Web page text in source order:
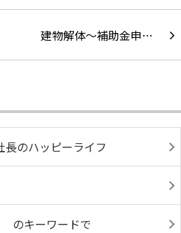
建物解体～補助金申…
長のハッピーライフ
のキーワードで